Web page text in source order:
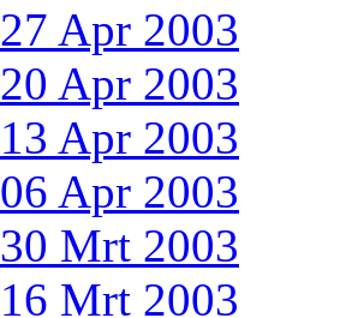
Apr 2003
Apr 2003
Apr 2003
Apr 2003
Mrt 2003
Mrt 2003